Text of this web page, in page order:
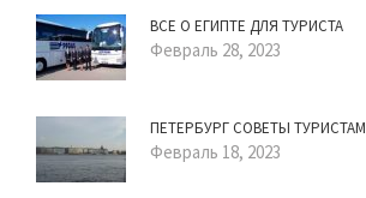
ВСЕ О ЕГИПТЕ ДЛЯ ТУРИСТА
Февраль 28, 2023
ПЕТЕРБУРГ СОВЕТЫ ТУРИСТАМ
Февраль 18, 2023